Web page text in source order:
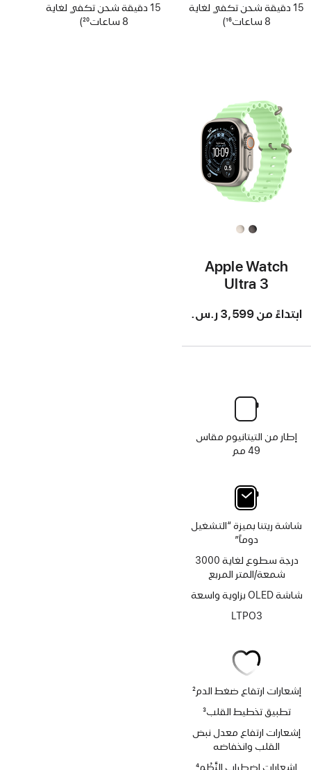
حاشية15 دقيقة شحن تكفي لغاية
8 ساعات
16
)
حاشية15 دقيقة شحن تكفي لغاية
8 ساعات
20
)
Apple Watch
Ultra 3
ابتداءً من 3,599 ر.س.‏
إطار من التيتانيوم مقاس
49 مم
شاشة ريتنا بميزة “التشغيل
دوماً”
درجة سطوع لغاية 3000
شمعة/المتر المربع
شاشة OLED بزاوية واسعة
LTPO3
إشعارات ارتفاع ضغط الدم2
تطبيق تخطيط القلب3
إشعارات ارتفاع معدل نبض
القلب وانخفاضه
إشعارات اضطراب النَّظْم4